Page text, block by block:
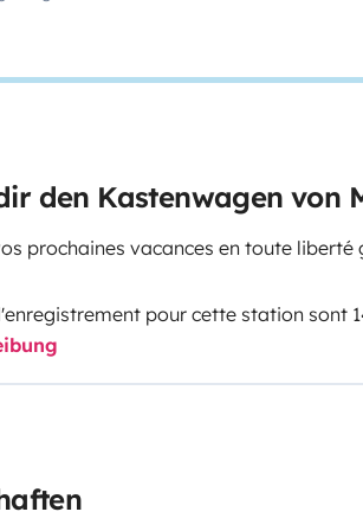
den Kastenwagen von
prochaines vacances en toute liberté
pour cette station sont
de s'enregistrer en dehors de
confirmation indiquera le premier
à 17:00